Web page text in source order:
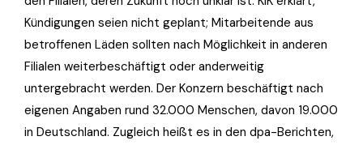
Kündigungen seien nicht geplant; Mitarbeitende aus
betroffenen Läden sollten nach Möglichkeit in anderen
Filialen weiterbeschäftigt oder anderweitig
untergebracht werden. Der Konzern beschäftigt nach
eigenen Angaben rund 32.000 Menschen, davon 19.000
in Deutschland. Zugleich heißt es in den dpa-Berichten,